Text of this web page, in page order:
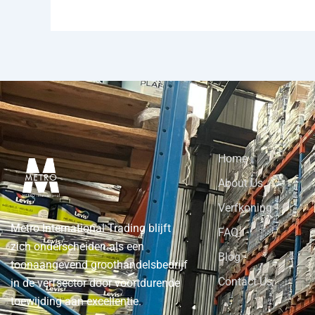
Metro International Trading blijft
zich onderscheiden als een
toonaangevend groothandelsbedrijf
in de verfsector door voortdurende
toewijding aan excellentie.
Home
About Us
Verfkoning
FAQ
Blog
Contact Us